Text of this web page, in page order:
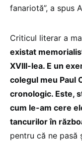
fanariotă”, a spus
Criticul literar a
existat
XVIII-lea. E un
colegul meu Paul
cronologic. Este,
cum le-am cere
tancurilor în
pentru că ne